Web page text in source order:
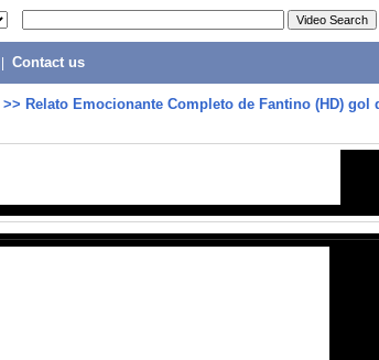
Contact us
>> Relato Emocionante Completo de Fantino (HD) gol